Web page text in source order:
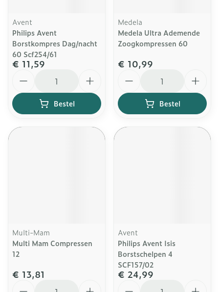
Avent
Philips Avent
Borstkompres Dag/nacht
60 Scf254/61
€ 11,59
Bestel
Medela
Medela Ultra Ademende
Zoogkompressen 60
€ 10,99
Bestel
Multi-Mam
Multi Mam Compressen
12
€ 13,81
Avent
Philips Avent Isis
Borstschelpen 4
SCF157/02
€ 24,99